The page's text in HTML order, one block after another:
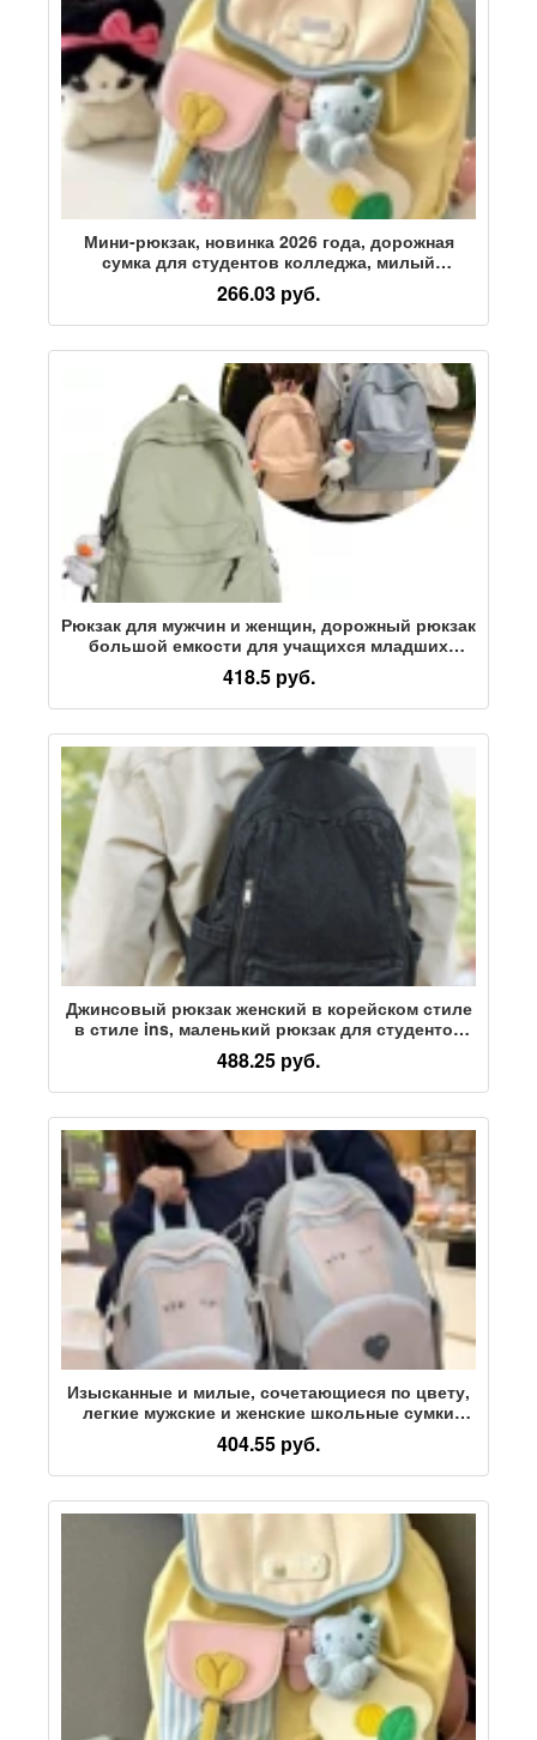
Мини-рюкзак, новинка 2026 года, дорожная
сумка для студентов колледжа, милый
контрастный цвет, маленькая школьная сумка,
маленький рюкзак, женский пригородный T7
266.03 руб.
Рюкзак для мужчин и женщин, дорожный рюкзак
большой емкости для учащихся младших
классов средней школы, студентов колледжа,
школьный рюкзак для путешествий, небольшой
кампус, большой
418.5 руб.
Джинсовый рюкзак женский в корейском стиле
в стиле ins, маленький рюкзак для студентов
колледжа, модный повседневный однотонный
рюкзак для путешествий, маленький женский
рюкзак
488.25 руб.
Изысканные и милые, сочетающиеся по цвету,
легкие мужские и женские школьные сумки
большой емкости для студентов, новинка 2025
года, повседневный рюкзак большого размера
404.55 руб.